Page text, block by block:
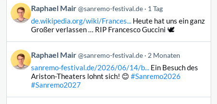
Beitrag
von
Raphael
Bluesky
ansehen
Raphael Mair @sanremo-festival.de 1 Tag
de.wikipedia.org/wiki/Frances...Heute hat uns ein ganz
Großer verlassen … RIP Francesco Guccini 🕊️
Beitrag
von
Raphael
Raphael Mair @sanremo-festival.de 2 Monaten
sanremo-festival.de/2026/06/14/b...Ein Besuch des
Ariston-Theaters lohnt sich! 😊 #Sanremo2026
#Sanremo2027